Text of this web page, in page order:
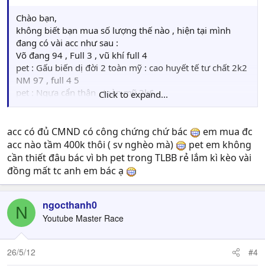
Chào bạn,
không biết bạn mua số lượng thế nào , hiện tại mình
đang có vài acc như sau :
Võ đang 94 , Full 3 , vũ khí full 4
pet : Gấu biến dị đời 2 toàn mỹ : cao huyết tế tư chất 2k2
NM 97 , full 4 5
pet : Ngựa cẩn thận , toàn mỹ 2k6
TD 95 . full 5
tất cả acc trên ở sv Chính Dương Thủ , bác mua thì alo
em
0902 426 126 . giá cả trao đổi qua đt nha bác. thank !
Click to expand...
acc có đủ CMND có công chứng chứ bác
em mua đc
acc nào tầm 400k thôi ( sv nghèo mà)
pet em không
cần thiết đâu bác vì bh pet trong TLBB rẻ lắm kì kèo vài
đồng mất tc anh em bác ạ
N ngocthanh0
Youtube Master Race
26/5/12 #4